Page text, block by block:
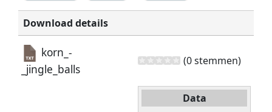
Download details
korn_-
_jingle_balls
(0 stemmen)
Data